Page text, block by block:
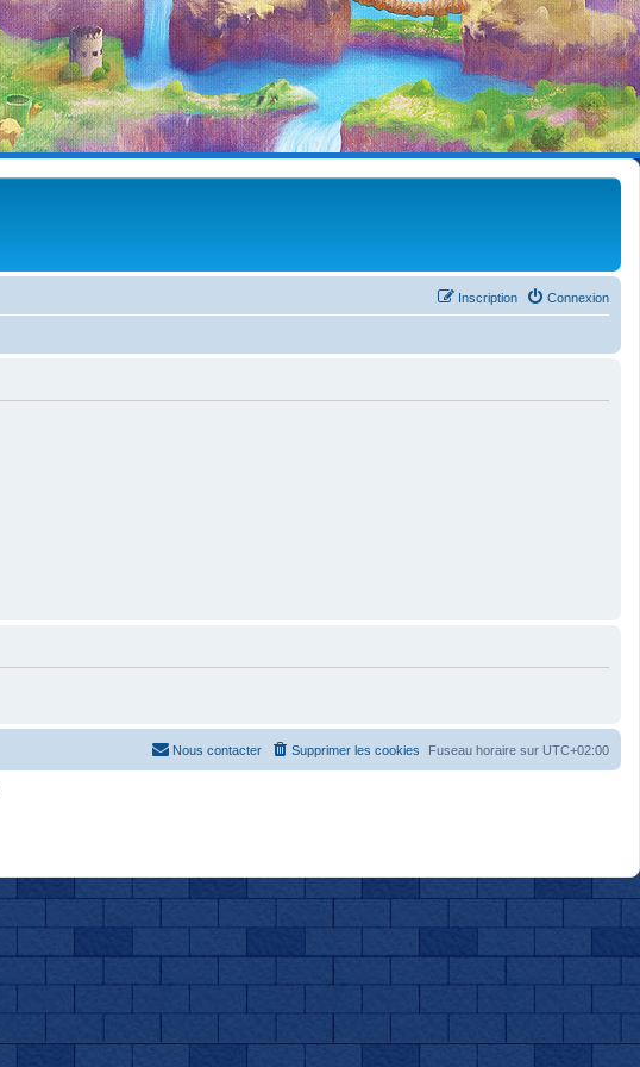
Connexion
Inscription
Fuseau horaire sur UTC+02:00
Supprimer les cookies
Nous contacter